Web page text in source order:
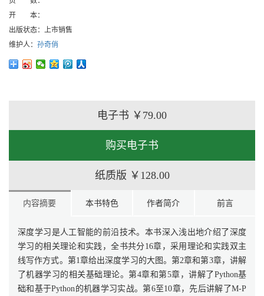
开 本：
出版状态：
上市销售
维护人： 孙奇俏
电子书 ￥79.00
购买电子书
纸质版 ￥128.00
内容摘要 本书特色 作者简介 前言
深度学习是人工智能的前沿技术。本书深入浅出地介绍了深度
学习的相关理论和实践，全书共分16章，采用理论和实践双主
线写作方式。第1章给出深度学习的大图。第2章和第3章，讲解
了机器学习的相关基础理论。第4章和第5章，讲解了Python基
础和基于Python的机器学习实战。第6至10章，先后讲解了M-P